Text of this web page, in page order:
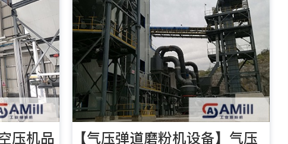
压机品
【气压弹道磨粉机设备】气压